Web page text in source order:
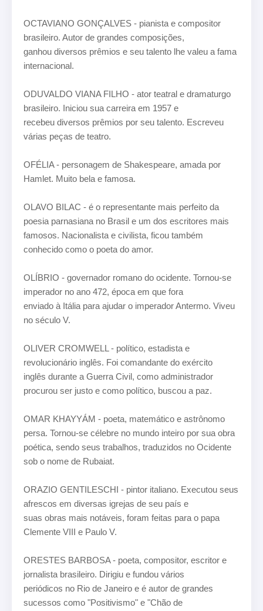
OCTAVIANO GONÇALVES - pianista e compositor
brasileiro. Autor de grandes composições,
ganhou diversos prêmios e seu talento lhe valeu a fama
internacional.
ODUVALDO VIANA FILHO - ator teatral e dramaturgo
brasileiro. Iniciou sua carreira em 1957 e
recebeu diversos prêmios por seu talento. Escreveu
várias peças de teatro.
OFÉLIA - personagem de Shakespeare, amada por
Hamlet. Muito bela e famosa.
OLAVO BILAC - é o representante mais perfeito da
poesia parnasiana no Brasil e um dos escritores mais
famosos. Nacionalista e civilista, ficou também
conhecido como o poeta do amor.
OLÍBRIO - governador romano do ocidente. Tornou-se
imperador no ano 472, época em que fora
enviado à Itália para ajudar o imperador Antermo. Viveu
no século V.
OLIVER CROMWELL - político, estadista e
revolucionário inglês. Foi comandante do exército
inglês durante a Guerra Civil, como administrador
procurou ser justo e como político, buscou a paz.
OMAR KHAYYÁM - poeta, matemático e astrônomo
persa. Tornou-se célebre no mundo inteiro por sua obra
poética, sendo seus trabalhos, traduzidos no Ocidente
sob o nome de Rubaiat.
ORAZIO GENTILESCHI - pintor italiano. Executou seus
afrescos em diversas igrejas de seu país e
suas obras mais notáveis, foram feitas para o papa
Clemente VIII e Paulo V.
ORESTES BARBOSA - poeta, compositor, escritor e
jornalista brasileiro. Dirigiu e fundou vários
periódicos no Rio de Janeiro e é autor de grandes
sucessos como "Positivismo" e "Chão de